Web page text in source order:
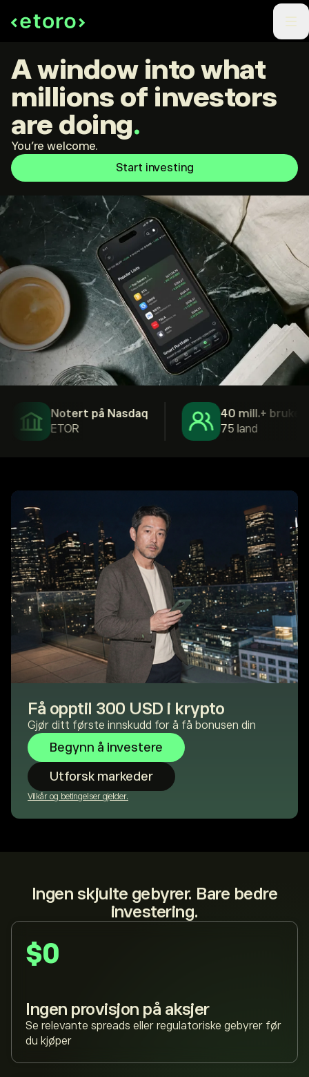
A window into what
millions of investors
are doing.
You're welcome.
Start investing
Notert på Nasdaq
ETOR
40 mill.+ brukere
75 land
Få opptil 300 USD i krypto
Gjør ditt første innskudd for å få bonusen din
Begynn å investere
Utforsk markeder
Vilkår og betingelser gjelder.
Ingen skjulte gebyrer. Bare bedre
investering.
$0
Ingen provisjon på aksjer
Se relevante spreads eller regulatoriske gebyrer før
du kjøper